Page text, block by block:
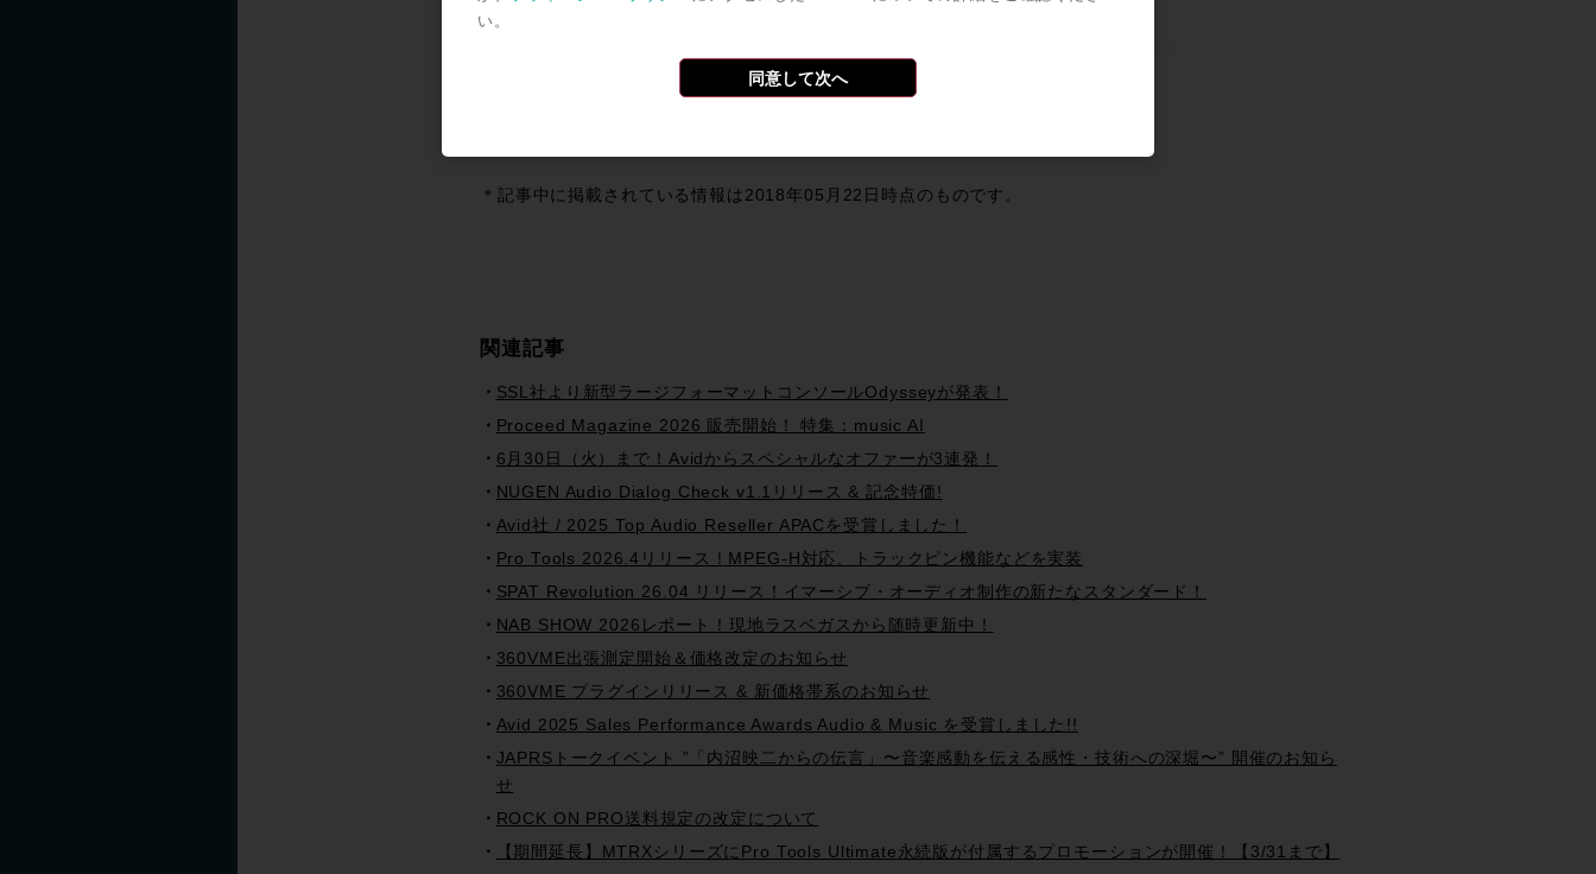
フェイスカードが8月頃にリリースされる予定です。
有
＊記事中に掲載されている情報は2018年05月22日時点のものです。
関連記事
SSL社より新型ラージフォーマットコンソールOdysseyが発表！
Proceed Magazine 2026 販売開始！ 特集：music AI
6月30日（火）まで！Avidからスペシャルなオファーが3連発！
NUGEN Audio Dialog Check v1.1リリース & 記念特価!
Avid社 / 2025 Top Audio Reseller APACを受賞しました！
Pro Tools 2026.4リリース！MPEG-H対応、トラックピン機能などを実装
SPAT Revolution 26.04 リリース！イマーシブ・オーディオ制作の新たなスタンダード！
NAB SHOW 2026レポート！現地ラスベガスから随時更新中！
360VME出張測定開始＆価格改定のお知らせ
360VME プラグインリリース & 新価格帯系のお知らせ
Avid 2025 Sales Performance Awards Audio & Music を受賞しました!!
JAPRSトークイベント ”「内沼映二からの伝言」〜音楽感動を伝える感性・技術への深堀〜” 開催のお知ら
せ
ROCK ON PRO送料規定の改定について
【期間延長】MTRXシリーズにPro Tools Ultimate永続版が付属するプロモーションが開催！【3/31まで】
い。
同意して次へ